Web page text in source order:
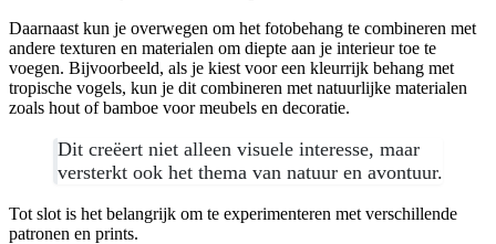
Daarnaast kun je overwegen om het fotobehang te combineren met
andere texturen en materialen om diepte aan je interieur toe te
voegen. Bijvoorbeeld, als je kiest voor een kleurrijk behang met
tropische vogels, kun je dit combineren met natuurlijke materialen
zoals hout of bamboe voor meubels en decoratie.
Dit creëert niet alleen visuele interesse, maar
versterkt ook het thema van natuur en avontuur.
Tot slot is het belangrijk om te experimenteren met verschillende
patronen en prints.